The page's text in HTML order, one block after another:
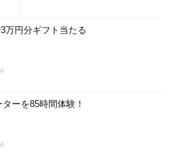
万円分ギフト当たる
ーを85時間体験！